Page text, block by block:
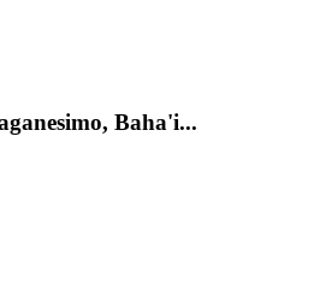
Baha'i...